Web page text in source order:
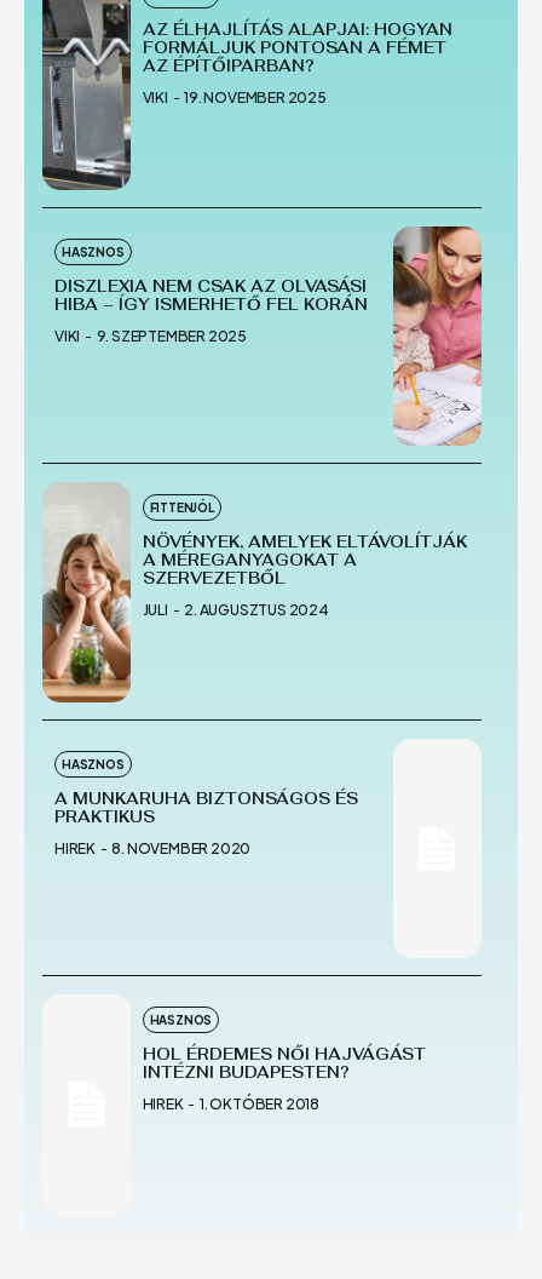
EchoVerse
Copyright © Newspaper Theme.
EchoVerse
Copyright © Newspaper Theme.
AZ ÉLHAJLÍTÁS ALAPJAI: HOGYAN
FORMÁLJUK PONTOSAN A FÉMET
AZ ÉPÍTŐIPARBAN?
VIKI - 19. NOVEMBER 2025
HASZNOS
DISZLEXIA NEM CSAK AZ OLVASÁSI
HIBA – ÍGY ISMERHETŐ FEL KORÁN
VIKI - 9. SZEPTEMBER 2025
FITTENJÓL
NÖVÉNYEK, AMELYEK ELTÁVOLÍTJÁK
A MÉREGANYAGOKAT A
SZERVEZETBŐL
JULI - 2. AUGUSZTUS 2024
HASZNOS
A MUNKARUHA BIZTONSÁGOS ÉS
PRAKTIKUS
HIREK - 8. NOVEMBER 2020
HASZNOS
HOL ÉRDEMES NŐI HAJVÁGÁST
INTÉZNI BUDAPESTEN?
HIREK - 1. OKTÓBER 2018